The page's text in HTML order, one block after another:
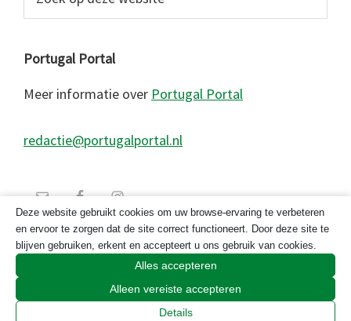
website
Portugal Portal
Meer informatie over Portugal Portal
redactie@portugalportal.nl
© 2026 Copyright Portugal Portal 2023
Deze website gebruikt cookies om uw browse-ervaring te verbeteren
en ervoor te zorgen dat de site correct functioneert. Door deze site te
blijven gebruiken, erkent en accepteert u ons gebruik van cookies.
Alles accepteren
Alleen vereiste accepteren
Details